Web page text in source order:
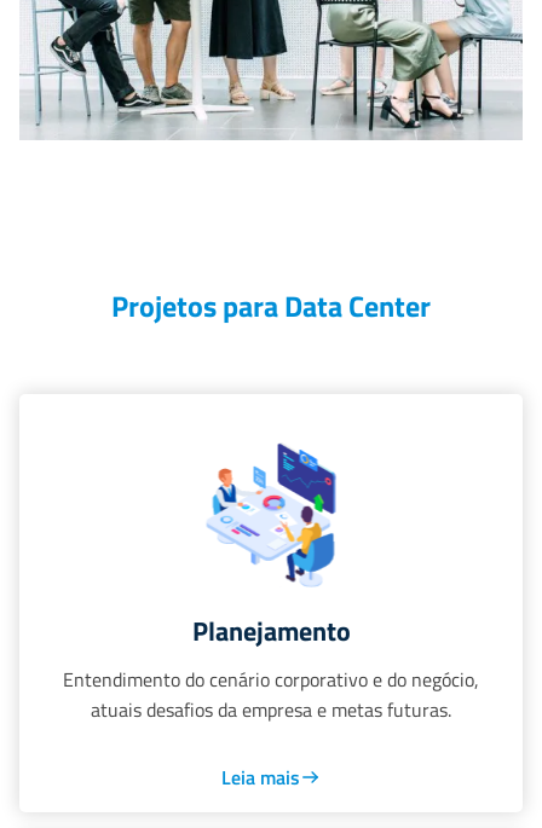
Projetos para Data Center
Planejamento
Entendimento do cenário corporativo e do negócio,
atuais desafios da empresa e metas futuras.
Leia mais